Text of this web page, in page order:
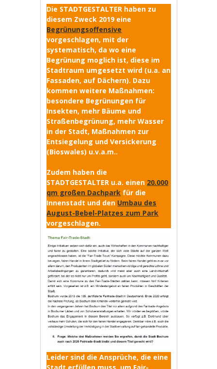
Die STADTGESTALTER haben zu
diesem Zweck 2019 eine
Begrünungsoffensive
vorgeschlagen, mit der
systematisch, da wo eine
Begrünung moglich ist, diese im
Stadtraum umgesetzt wird (u.a. an
Fassaden, auf Dächern). Dazu
kommen weitere Maßnahmen:
besondere Begrünungen für
Insekten, mehr Bäume und
Straßenbegrünung, mehr Wasser
in der Stadt, Maßnahmen zur
Entsiegelung und Versickerung
(Bioswales) u.v.a.m..
Zudem haben die
STADTGESTALTER u.a. einen 20.000
qm großen Dachpark für die
Innenstadt und den Umbau des
August-Bebel-Platzes zum Park
vorgeschlagen.
Leider sind die Ansprüche, die eine